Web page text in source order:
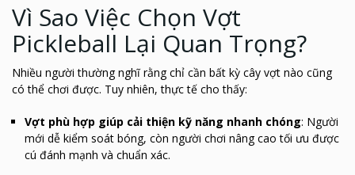
Vì Sao Việc Chọn Vợt
Pickleball Lại Quan Trọng?
Nhiều người thường nghĩ rằng chỉ cần bất kỳ cây vợt nào cũng
có thể chơi được. Tuy nhiên, thực tế cho thấy:
Vợt phù hợp giúp cải thiện kỹ năng nhanh chóng: Người
mới dễ kiểm soát bóng, còn người chơi nâng cao tối ưu được
cú đánh mạnh và chuẩn xác.